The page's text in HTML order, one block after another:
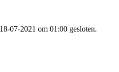
07-2021 om 01:00 gesloten.